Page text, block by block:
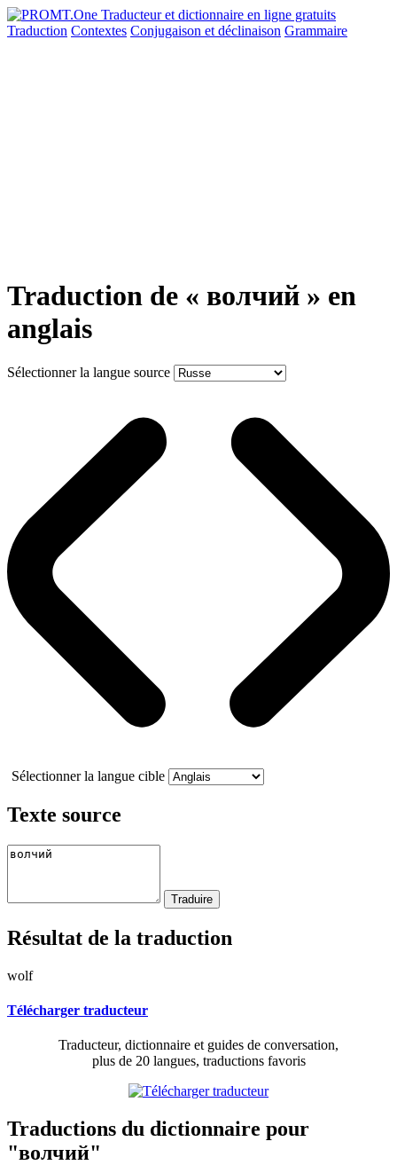
Traduction Contextes Conjugaison et déclinaison Grammaire
Traduction de « волчий » en
anglais
Sélectionner la langue source
Sélectionner la langue cible
Texte source
Résultat de la traduction
wolf
Télécharger traducteur
Traducteur, dictionnaire et guides de conversation,
plus de 20 langues, traductions favoris
Traductions du dictionnaire pour
"волчий"